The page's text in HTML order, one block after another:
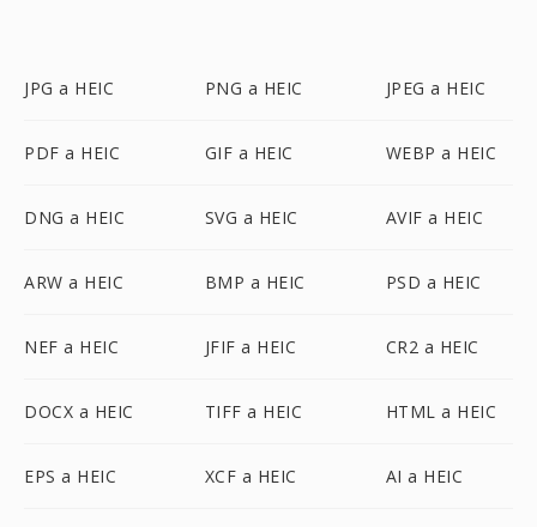
JPG a HEIC PNG a HEIC JPEG a HEIC
PDF a HEIC GIF a HEIC WEBP a HEIC
DNG a HEIC SVG a HEIC AVIF a HEIC
ARW a HEIC BMP a HEIC PSD a HEIC
NEF a HEIC JFIF a HEIC CR2 a HEIC
DOCX a HEIC TIFF a HEIC HTML a HEIC
EPS a HEIC XCF a HEIC AI a HEIC